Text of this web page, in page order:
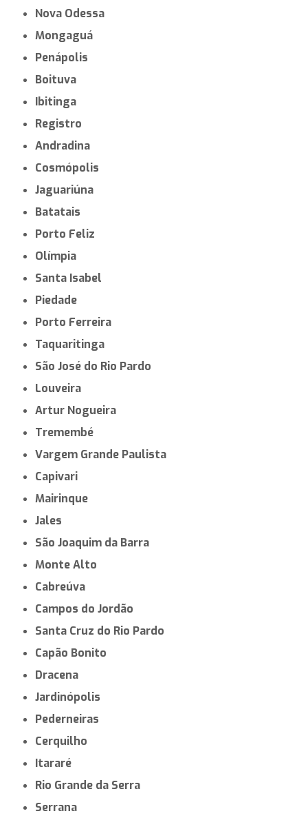
Nova Odessa
Mongaguá
Penápolis
Boituva
Ibitinga
Registro
Andradina
Cosmópolis
Jaguariúna
Batatais
Porto Feliz
Olímpia
Santa Isabel
Piedade
Porto Ferreira
Taquaritinga
São José do Rio Pardo
Louveira
Artur Nogueira
Tremembé
Vargem Grande Paulista
Capivari
Mairinque
Jales
São Joaquim da Barra
Monte Alto
Cabreúva
Campos do Jordão
Santa Cruz do Rio Pardo
Capão Bonito
Dracena
Jardinópolis
Pederneiras
Cerquilho
Itararé
Rio Grande da Serra
Serrana